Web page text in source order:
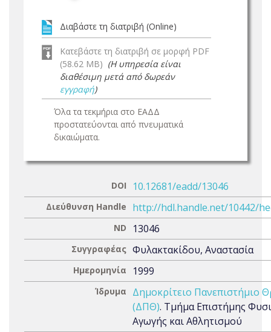
Διαβάστε τη διατριβή (Online)
Κατεβάστε τη διατριβή σε μορφή PDF
(58.62 MB) (Η υπηρεσία είναι
διαθέσιμη μετά από δωρεάν
εγγραφή)
Όλα τα τεκμήρια στο ΕΑΔΔ
προστατεύονται από πνευματικά
δικαιώματα.
DOI 10.12681/eadd/13046
Διεύθυνση Handle http://hdl.handle.net/10442/
ND 13046
Συγγραφέας Φυλακτακίδου, Αναστασία
Ημερομηνία 1999
Ίδρυμα
Δημοκρίτειο Πανεπιστήμιο
(ΔΠΘ). Τμήμα Επιστήμης
Αγωγής και Αθλητισμού